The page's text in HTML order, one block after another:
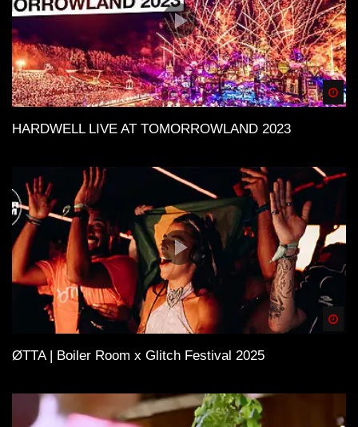
HARDWELL LIVE AT TOMORROWLAND 2023
ØTTA | Boiler Room x Glitch Festival 2025